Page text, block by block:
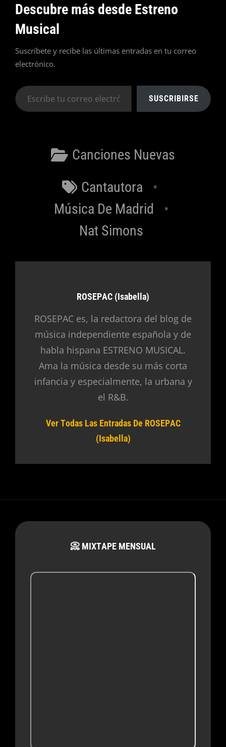
Descubre más desde Estreno
Musical
Suscríbete y recibe las últimas entradas en tu correo
electrónico.
Escribe
tu
SUSCRIBIRSE
Categorías
Canciones Nuevas
Etiquetas
Cantautora
Música De Madrid
Nat Simons
Autor:
ROSEPAC (Isabella)
ROSEPAC es, la redactora del blog de
música independiente española y de
habla hispana ESTRENO MUSICAL.
Ama la música desde su más corta
infancia y especialmente, la urbana y
el R&B.
Ver Todas Las Entradas De ROSEPAC
(Isabella)
📀 MIXTAPE MENSUAL